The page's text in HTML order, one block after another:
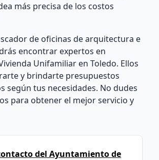
más precisa de los costos
de oficinas de arquitectura e
encontrar expertos en
Unifamiliar en Toledo. Ellos
y brindarte presupuestos
según tus necesidades. No dudes
para obtener el mejor servicio y
del Ayuntamiento de